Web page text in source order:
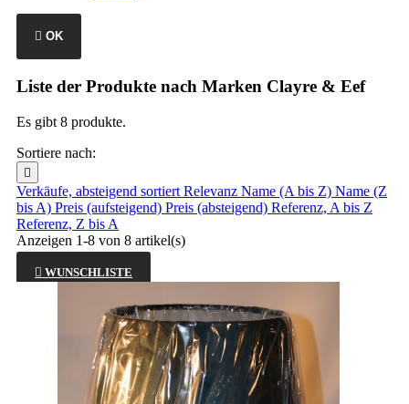
 OK
Liste der Produkte nach Marken Clayre & Eef
Es gibt 8 produkte.
Sortiere nach:

Verkäufe, absteigend sortiert Relevanz Name (A bis Z) Name (Z
bis A) Preis (aufsteigend) Preis (absteigend) Referenz, A bis Z
Referenz, Z bis A
Anzeigen 1-8 von 8 artikel(s)
 WUNSCHLISTE